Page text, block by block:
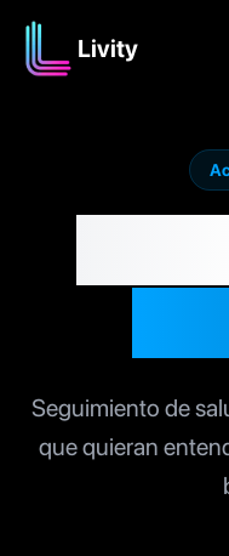
Livity
Seguimiento de
que quieran